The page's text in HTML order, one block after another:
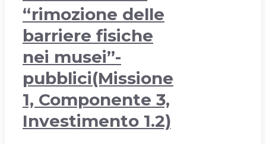
“rimozione delle
barriere fisiche
nei musei”-
pubblici(Missione
1, Componente 3,
Investimento 1.2)